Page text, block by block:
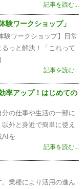
記事を読む...
験ワークショップ」
験ワークショップ】日常
っと解決！「これって
記事を読む...
率アップ！はじめての
の仕事や生活の一部に
外と身近で簡単に使え
AIを
記事を読む...
業種により活用の進ん